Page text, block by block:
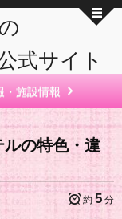
・施設情報
の特色・違
約 5 分